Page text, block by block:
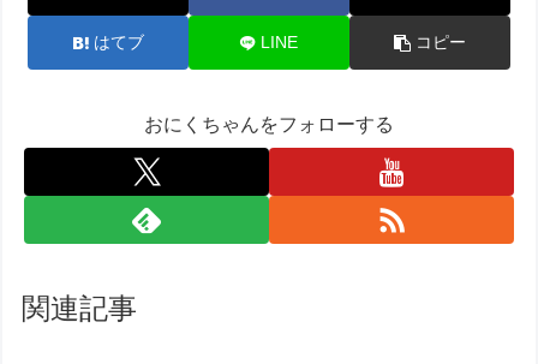
はてブ LINE コピー
おにくちゃんをフォローする
関連記事